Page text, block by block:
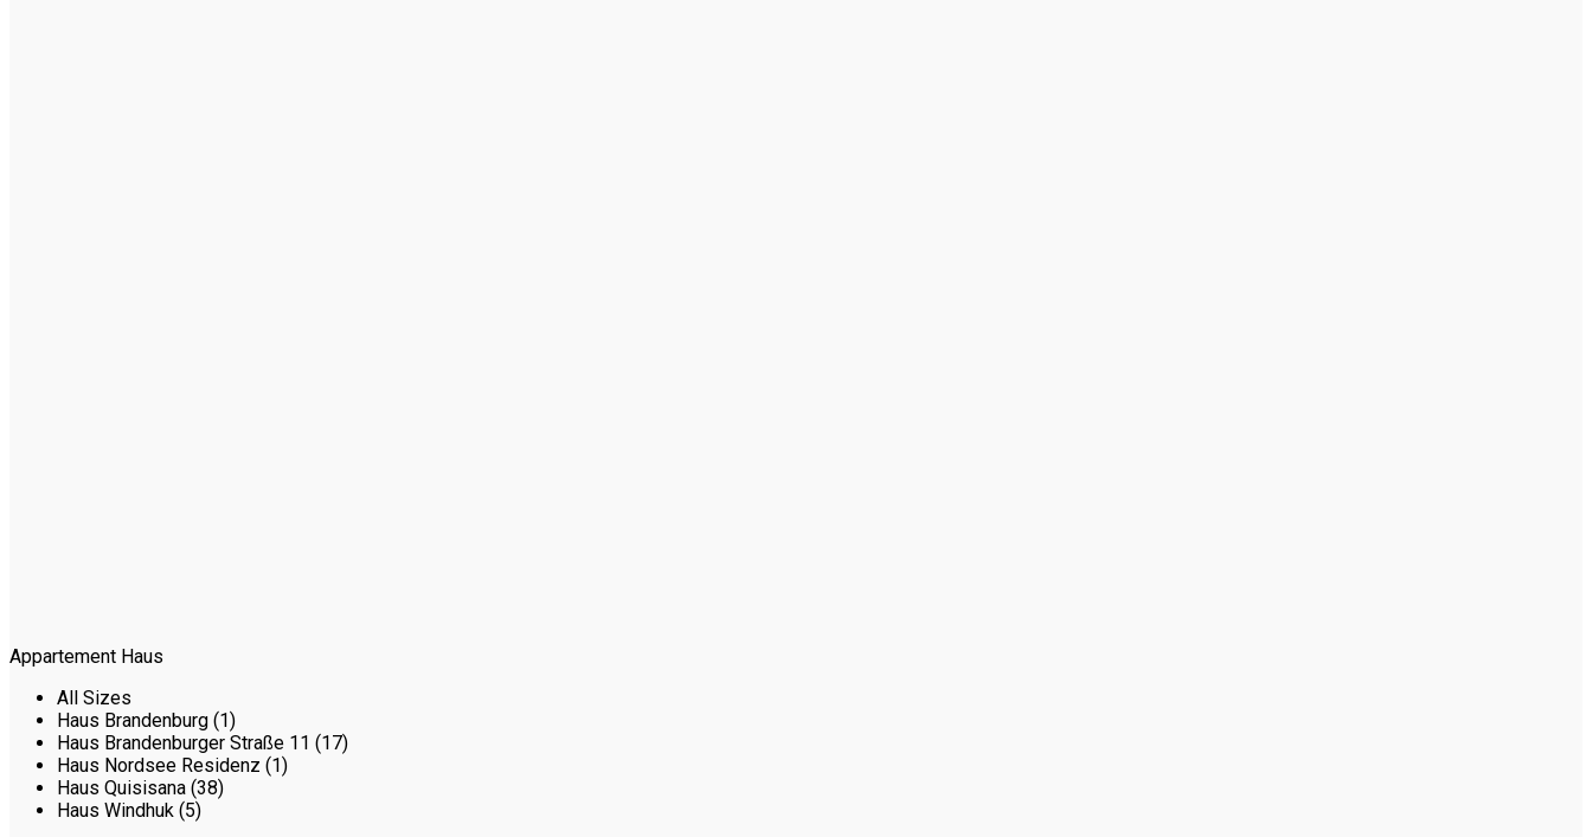
Appartement Haus
All Sizes
Haus Brandenburg (1)
Haus Brandenburger Straße 11 (17)
Haus Nordsee Residenz (1)
Haus Quisisana (38)
Haus Windhuk (5)